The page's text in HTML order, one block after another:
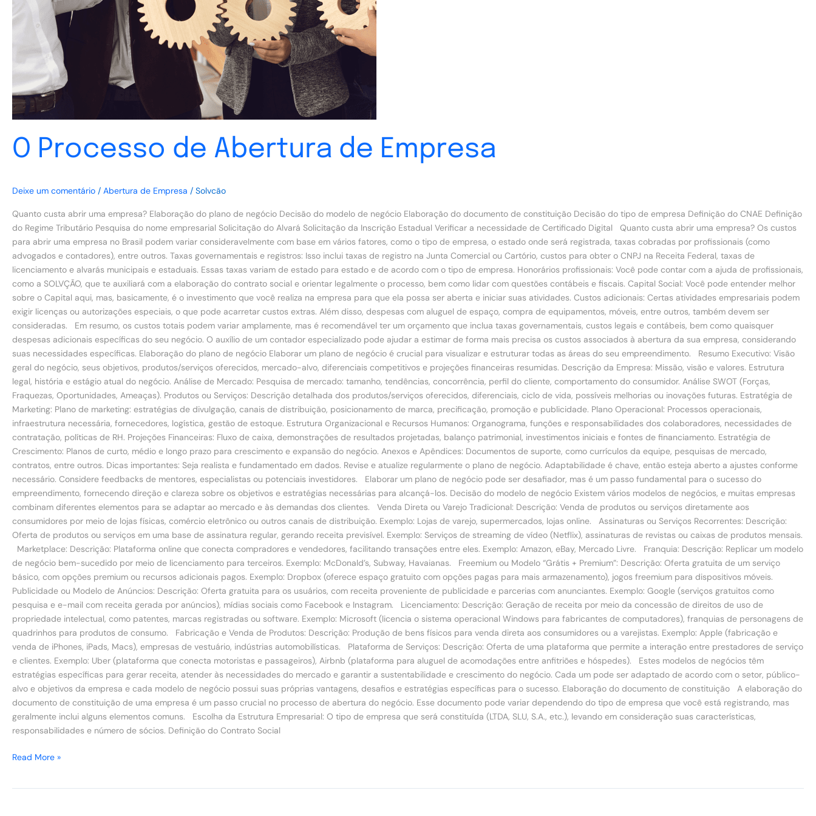
O Processo de Abertura de Empresa
Deixe um comentário / Abertura de Empresa / Solvcão
Quanto custa abrir uma empresa? Elaboração do plano de negócio Decisão do modelo de negócio Elaboração do documento de constituição Decisão do tipo de empresa Definição do CNAE Definição
do Regime Tributário Pesquisa do nome empresarial Solicitação do Alvará Solicitação da Inscrição Estadual Verificar a necessidade de Certificado Digital Quanto custa abrir uma empresa? Os custos
para abrir uma empresa no Brasil podem variar consideravelmente com base em vários fatores, como o tipo de empresa, o estado onde será registrada, taxas cobradas por profissionais (como
advogados e contadores), entre outros. Taxas governamentais e registros: Isso inclui taxas de registro na Junta Comercial ou Cartório, custos para obter o CNPJ na Receita Federal, taxas de
licenciamento e alvarás municipais e estaduais. Essas taxas variam de estado para estado e de acordo com o tipo de empresa. Honorários profissionais: Você pode contar com a ajuda de profissionais,
como a SOLVÇÃO, que te auxiliará com a elaboração do contrato social e orientar legalmente o processo, bem como lidar com questões contábeis e fiscais. Capital Social: Você pode entender melhor
sobre o Capital aqui, mas, basicamente, é o investimento que você realiza na empresa para que ela possa ser aberta e iniciar suas atividades. Custos adicionais: Certas atividades empresariais podem
exigir licenças ou autorizações especiais, o que pode acarretar custos extras. Além disso, despesas com aluguel de espaço, compra de equipamentos, móveis, entre outros, também devem ser
consideradas. Em resumo, os custos totais podem variar amplamente, mas é recomendável ter um orçamento que inclua taxas governamentais, custos legais e contábeis, bem como quaisquer
despesas adicionais específicas do seu negócio. O auxílio de um contador especializado pode ajudar a estimar de forma mais precisa os custos associados à abertura da sua empresa, considerando
suas necessidades específicas. Elaboração do plano de negócio Elaborar um plano de negócio é crucial para visualizar e estruturar todas as áreas do seu empreendimento. Resumo Executivo: Visão
geral do negócio, seus objetivos, produtos/serviços oferecidos, mercado-alvo, diferenciais competitivos e projeções financeiras resumidas. Descrição da Empresa: Missão, visão e valores. Estrutura
legal, história e estágio atual do negócio. Análise de Mercado: Pesquisa de mercado: tamanho, tendências, concorrência, perfil do cliente, comportamento do consumidor. Análise SWOT (Forças,
Fraquezas, Oportunidades, Ameaças). Produtos ou Serviços: Descrição detalhada dos produtos/serviços oferecidos, diferenciais, ciclo de vida, possíveis melhorias ou inovações futuras. Estratégia de
Marketing: Plano de marketing: estratégias de divulgação, canais de distribuição, posicionamento de marca, precificação, promoção e publicidade. Plano Operacional: Processos operacionais,
infraestrutura necessária, fornecedores, logística, gestão de estoque. Estrutura Organizacional e Recursos Humanos: Organograma, funções e responsabilidades dos colaboradores, necessidades de
contratação, políticas de RH. Projeções Financeiras: Fluxo de caixa, demonstrações de resultados projetadas, balanço patrimonial, investimentos iniciais e fontes de financiamento. Estratégia de
Crescimento: Planos de curto, médio e longo prazo para crescimento e expansão do negócio. Anexos e Apêndices: Documentos de suporte, como currículos da equipe, pesquisas de mercado,
contratos, entre outros. Dicas importantes: Seja realista e fundamentado em dados. Revise e atualize regularmente o plano de negócio. Adaptabilidade é chave, então esteja aberto a ajustes conforme
necessário. Considere feedbacks de mentores, especialistas ou potenciais investidores. Elaborar um plano de negócio pode ser desafiador, mas é um passo fundamental para o sucesso do
empreendimento, fornecendo direção e clareza sobre os objetivos e estratégias necessárias para alcançá-los. Decisão do modelo de negócio Existem vários modelos de negócios, e muitas empresas
combinam diferentes elementos para se adaptar ao mercado e às demandas dos clientes. Venda Direta ou Varejo Tradicional: Descrição: Venda de produtos ou serviços diretamente aos
consumidores por meio de lojas físicas, comércio eletrônico ou outros canais de distribuição. Exemplo: Lojas de varejo, supermercados, lojas online. Assinaturas ou Serviços Recorrentes: Descrição:
Oferta de produtos ou serviços em uma base de assinatura regular, gerando receita previsível. Exemplo: Serviços de streaming de vídeo (Netflix), assinaturas de revistas ou caixas de produtos mensais.
Marketplace: Descrição: Plataforma online que conecta compradores e vendedores, facilitando transações entre eles. Exemplo: Amazon, eBay, Mercado Livre. Franquia: Descrição: Replicar um modelo
de negócio bem-sucedido por meio de licenciamento para terceiros. Exemplo: McDonald’s, Subway, Havaianas. Freemium ou Modelo “Grátis + Premium”: Descrição: Oferta gratuita de um serviço
básico, com opções premium ou recursos adicionais pagos. Exemplo: Dropbox (oferece espaço gratuito com opções pagas para mais armazenamento), jogos freemium para dispositivos móveis.
Publicidade ou Modelo de Anúncios: Descrição: Oferta gratuita para os usuários, com receita proveniente de publicidade e parcerias com anunciantes. Exemplo: Google (serviços gratuitos como
pesquisa e e-mail com receita gerada por anúncios), mídias sociais como Facebook e Instagram. Licenciamento: Descrição: Geração de receita por meio da concessão de direitos de uso de
propriedade intelectual, como patentes, marcas registradas ou software. Exemplo: Microsoft (licencia o sistema operacional Windows para fabricantes de computadores), franquias de personagens de
quadrinhos para produtos de consumo. Fabricação e Venda de Produtos: Descrição: Produção de bens físicos para venda direta aos consumidores ou a varejistas. Exemplo: Apple (fabricação e
venda de iPhones, iPads, Macs), empresas de vestuário, indústrias automobilísticas. Plataforma de Serviços: Descrição: Oferta de uma plataforma que permite a interação entre prestadores de serviço
e clientes. Exemplo: Uber (plataforma que conecta motoristas e passageiros), Airbnb (plataforma para aluguel de acomodações entre anfitriões e hóspedes). Estes modelos de negócios têm
estratégias específicas para gerar receita, atender às necessidades do mercado e garantir a sustentabilidade e crescimento do negócio. Cada um pode ser adaptado de acordo com o setor, público-
alvo e objetivos da empresa e cada modelo de negócio possui suas próprias vantagens, desafios e estratégias específicas para o sucesso. Elaboração do documento de constituição A elaboração do
documento de constituição de uma empresa é um passo crucial no processo de abertura do negócio. Esse documento pode variar dependendo do tipo de empresa que você está registrando, mas
geralmente inclui alguns elementos comuns. Escolha da Estrutura Empresarial: O tipo de empresa que será constituída (LTDA, SLU, S.A., etc.), levando em consideração suas características,
responsabilidades e número de sócios. Definição do Contrato Social
Read More »